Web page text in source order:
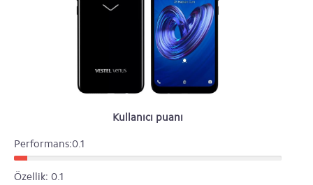
Kullanıcı puanı
Performans:0.1
Özellik: 0.1